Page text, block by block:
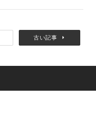
古い記事